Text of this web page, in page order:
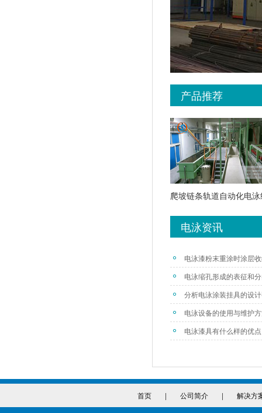
产品推荐
爬坡链条轨道自动化电
电泳资讯
电泳漆粉末重涂时涂层
电泳缩孔形成的表征和
分析电泳涂装挂具的设
电泳设备的使用与维护
电泳漆具有什么样的优
首页 | 公司简介 | 解决方